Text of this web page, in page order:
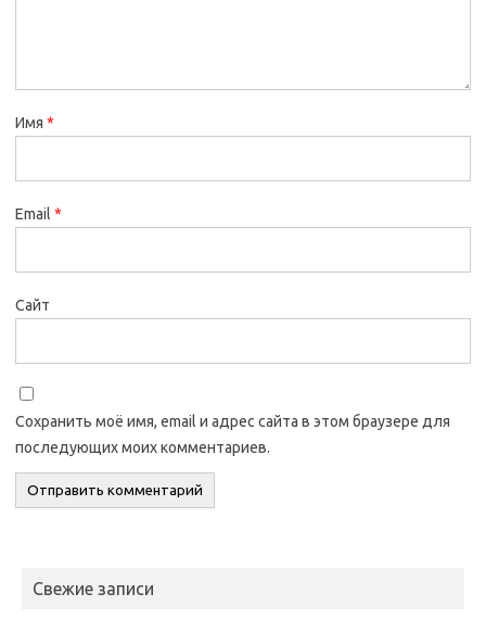
Имя *
Email *
Сайт
Сохранить моё имя, email и адрес сайта в этом браузере для
последующих моих комментариев.
Свежие записи